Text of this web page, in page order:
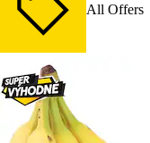
All Offers